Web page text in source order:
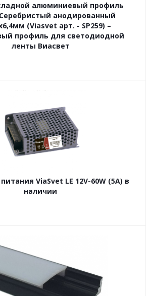
алюминиевый профиль
анодированный
арт. - SP259) –
профиль для светодиодной
ленты Виасвет
ViaSvet LE 12V-60W (5A) в
наличии